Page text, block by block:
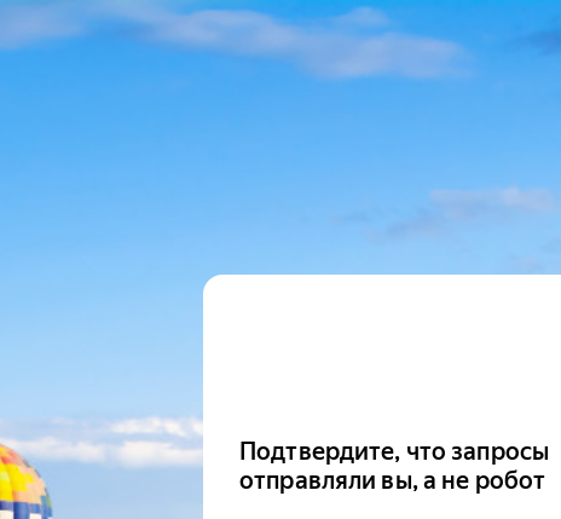
Подтвердите, что запросы
отправляли вы, а не робот